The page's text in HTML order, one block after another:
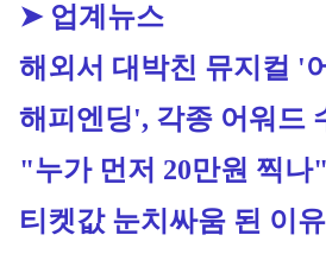
➤ 업계뉴스
해외서 대박친 뮤지컬 '
해피엔딩', 각종 어워드
"누가 먼저 20만원 찍
티켓값 눈치싸움 된 이유